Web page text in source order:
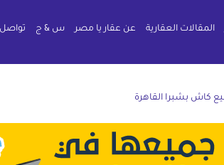
المقالات العقارية عن عقار يا مصر س & ج